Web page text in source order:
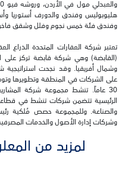
هليوبوليس وفندق والدورف أستوريا
وفندق فئة خمس نجوم وفلل وشقق
تعتبر شركة العقارات المتحدة الذراع
(القابضة) وهي شركة قابضة تركز
وشمال أفريقيا. وقد نجحت استراتيجية
على الشركات في المنطقة وتطويرها
30 عاماً. تنشط مجموعة شركة
الرئيسية تتضمن شركات تنشط في قطاعات
والصناعة. وللمجموعة حصص مُلكية
وشركات إدارة الأصول والخدمات
لمزيد من